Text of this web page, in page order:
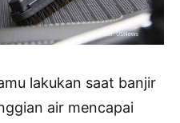
lakukan saat banjir
air mencapai